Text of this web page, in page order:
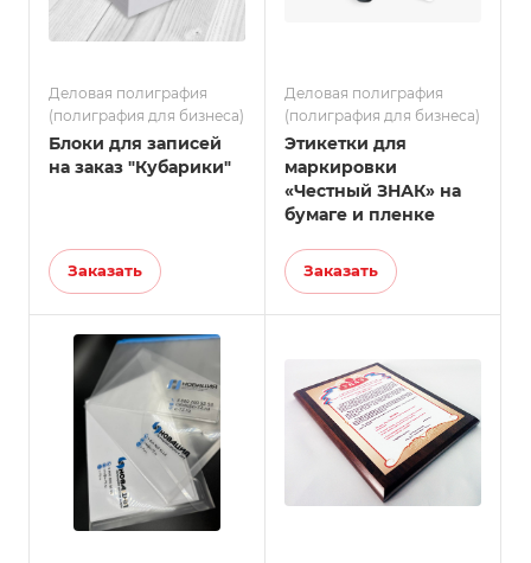
Деловая полиграфия
(полиграфия для бизнеса)
Блоки для записей
на заказ "Кубарики"
Заказать
Деловая полиграфия
(полиграфия для бизнеса)
Этикетки для
маркировки
«Честный ЗНАК» на
бумаге и пленке
Заказать